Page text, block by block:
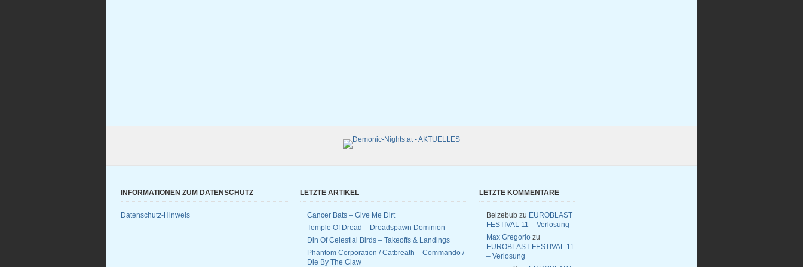
INFORMATIONEN ZUM DATENSCHUTZ
Datenschutz-Hinweis
LETZTE ARTIKEL
Cancer Bats – Give Me Dirt
Temple Of Dread – Dreadspawn Dominion
Din Of Celestial Birds – Takeoffs & Landings
Phantom Corporation / Catbreath – Commando /
Die By The Claw
LETZTE KOMMENTARE
Belzebub zu EUROBLAST
FESTIVAL 11 – Verlosung
Max Gregorio zu
EUROBLAST FESTIVAL 11
– Verlosung